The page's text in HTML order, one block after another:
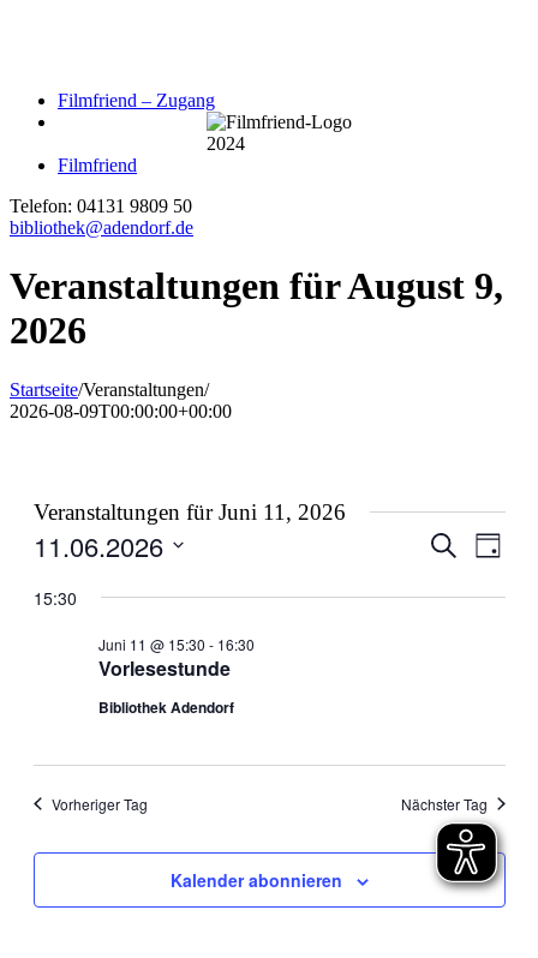
Filmfriend – Zugang
Filmfriend
Telefon: 04131 9809 50
bibliothek@adendorf.de
Veranstaltungen für August 9,
2026
Startseite/Veranstaltungen/
2026-08-09T00:00:00+00:00
Veranstaltungen für Juni 11, 2026
und
Suche
Tag
11.06.2026
wählen.
15:30
Vorlesestunde
Juni 11 @ 15:30 - 16:30
Bibliothek Adendorf
Vorheriger Tag Nächster Tag
Kalender abonnieren